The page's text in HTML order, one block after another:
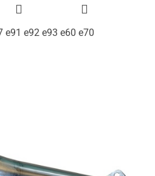
e91 e92 e93 e60 e70